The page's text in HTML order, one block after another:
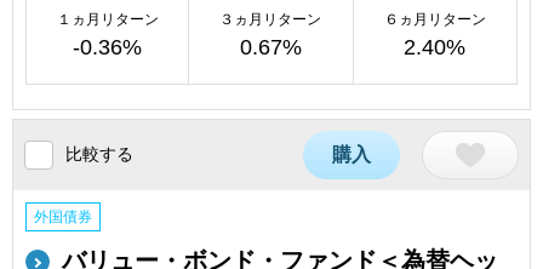
１ヵ月リターン
-0.36%
３ヵ月リターン
0.67%
６ヵ月リターン
2.40%
比較する 購入
外国債券
バリュー・ボンド・ファンド＜為替ヘッ